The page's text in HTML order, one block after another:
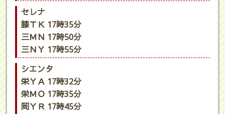
セレナ
膝ＴＫ 17時35分
三ＭＮ 17時50分
三ＮＹ 17時55分
シエンタ
栄ＹＡ 17時32分
栄ＭＯ 17時35分
岡ＹＲ 17時45分